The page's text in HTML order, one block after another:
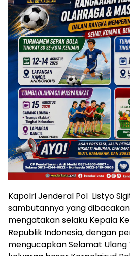
Kapolri Jenderal Pol Listyo
sambutannya yang
mengatakan selaku Kepala
Republik Indonesia, dengan
mengucapkan Selamat